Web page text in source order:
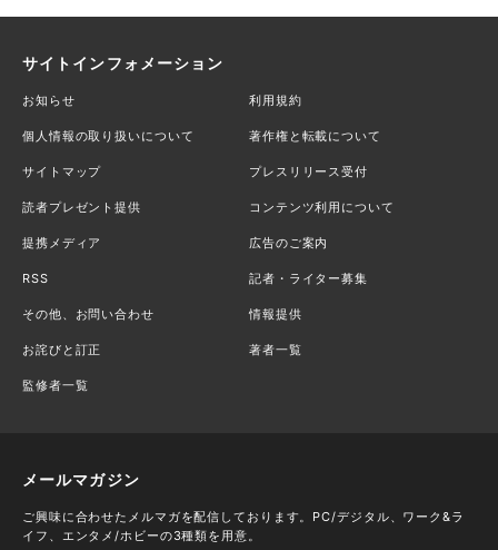
サイトインフォメーション
お知らせ 利用規約
個人情報の取り扱いについて 著作権と転載について
サイトマップ プレスリリース受付
読者プレゼント提供 コンテンツ利用について
提携メディア 広告のご案内
RSS 記者・ライター募集
その他、お問い合わせ 情報提供
お詫びと訂正 著者一覧
監修者一覧
メールマガジン
ご興味に合わせたメルマガを配信しております。PC/デジタル、ワーク&ラ
イフ、エンタメ/ホビーの3種類を用意。